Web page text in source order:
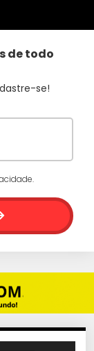
de todo
se!